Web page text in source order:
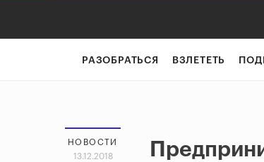
РАЗОБРАТЬСЯ ВЗЛЕТЕТЬ
НОВОСТИ
13.12.2018